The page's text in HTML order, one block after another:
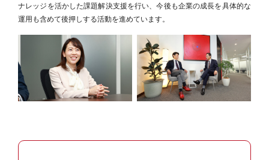
ナレッジを活かした課題解決支援を行い、今後も企業の成長を具体的な
運用も含めて後押しする活動を進めています。